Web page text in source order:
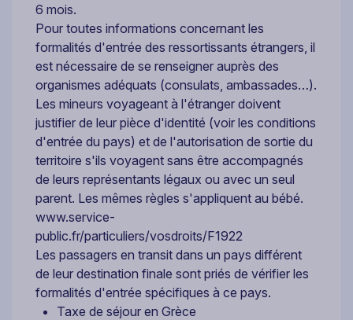
6 mois.
Pour toutes informations concernant les
formalités d'entrée des ressortissants étrangers, il
est nécessaire de se renseigner auprès des
organismes adéquats (consulats, ambassades…).
Les mineurs voyageant à l'étranger doivent
justifier de leur pièce d'identité (voir les conditions
d'entrée du pays) et de l'autorisation de sortie du
territoire s'ils voyagent sans être accompagnés
de leurs représentants légaux ou avec un seul
parent. Les mêmes règles s'appliquent au bébé.
www.service-
public.fr/particuliers/vosdroits/F1922
Les passagers en transit dans un pays différent
de leur destination finale sont priés de vérifier les
formalités d'entrée spécifiques à ce pays.
Taxe de séjour en Grèce